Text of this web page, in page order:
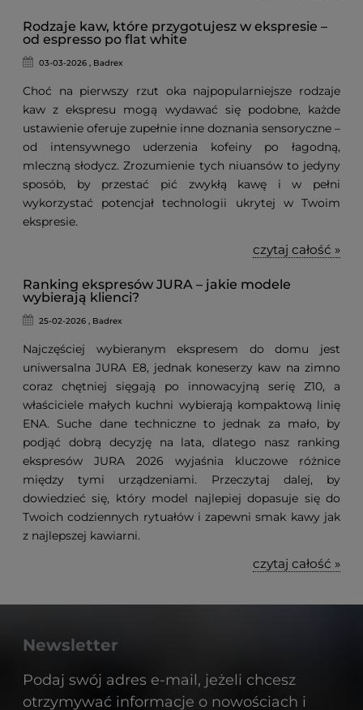
Rodzaje kaw, które przygotujesz w ekspresie –
od espresso po flat white
03-03-2026 , Badrex
Choć na pierwszy rzut oka najpopularniejsze rodzaje
kaw z ekspresu mogą wydawać się podobne, każde
ustawienie oferuje zupełnie inne doznania sensoryczne –
od intensywnego uderzenia kofeiny po łagodną,
mleczną słodycz. Zrozumienie tych niuansów to jedyny
sposób, by przestać pić zwykłą kawę i w pełni
wykorzystać potencjał technologii ukrytej w Twoim
ekspresie.
czytaj całość »
Ranking ekspresów JURA – jakie modele
wybierają klienci?
25-02-2026 , Badrex
Najczęściej wybieranym ekspresem do domu jest
uniwersalna JURA E8, jednak koneserzy kaw na zimno
coraz chętniej sięgają po innowacyjną serię Z10, a
właściciele małych kuchni wybierają kompaktową linię
ENA. Suche dane techniczne to jednak za mało, by
podjąć dobrą decyzję na lata, dlatego nasz ranking
ekspresów JURA 2026 wyjaśnia kluczowe różnice
między tymi urządzeniami. Przeczytaj dalej, by
dowiedzieć się, który model najlepiej dopasuje się do
Twoich codziennych rytuałów i zapewni smak kawy jak
z najlepszej kawiarni.
czytaj całość »
Newsletter
Podaj swój adres e-mail, jeżeli chcesz
otrzymywać informacje o nowościach i